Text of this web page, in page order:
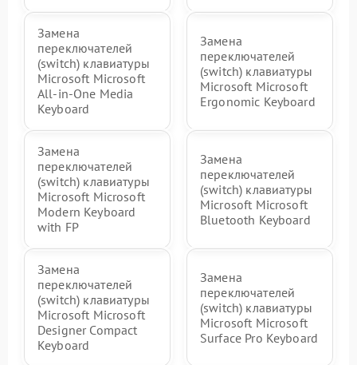
Замена
переключателей
(switch) клавиатуры
Microsoft Microsoft
All-in-One Media
Keyboard
Замена
переключателей
(switch) клавиатуры
Microsoft Microsoft
Ergonomic Keyboard
Замена
переключателей
(switch) клавиатуры
Microsoft Microsoft
Modern Keyboard
with FP
Замена
переключателей
(switch) клавиатуры
Microsoft Microsoft
Bluetooth Keyboard
Замена
переключателей
(switch) клавиатуры
Microsoft Microsoft
Designer Compact
Keyboard
Замена
переключателей
(switch) клавиатуры
Microsoft Microsoft
Surface Pro Keyboard